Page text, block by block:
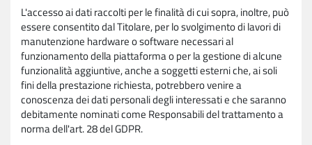
L'accesso ai dati raccolti per le finalità di cui sopra, inoltre, può
essere consentito dal Titolare, per lo svolgimento di lavori di
manutenzione hardware o software necessari al
funzionamento della piattaforma o per la gestione di alcune
funzionalità aggiuntive, anche a soggetti esterni che, ai soli
fini della prestazione richiesta, potrebbero venire a
conoscenza dei dati personali degli interessati e che saranno
debitamente nominati come Responsabili del trattamento a
norma dell'art. 28 del GDPR.